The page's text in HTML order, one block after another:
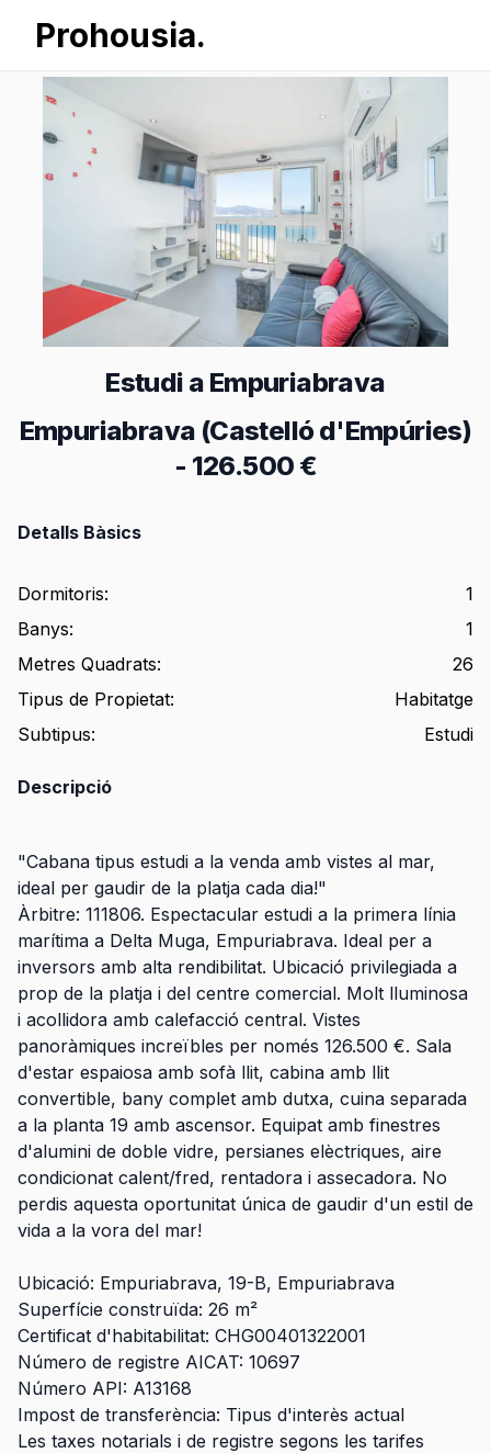
Prohousia.
Estudi a Empuriabrava
Empuriabrava (Castelló d'Empúries)
- 126.500 €
Detalls Bàsics
Dormitoris:
1
Banys:
1
Metres Quadrats:
26
Tipus de Propietat:
Habitatge
Subtipus: Estudi
Descripció
"Cabana tipus estudi a la venda amb vistes al mar,
ideal per gaudir de la platja cada dia!"
Àrbitre: 111806. Espectacular estudi a la primera línia
marítima a Delta Muga, Empuriabrava. Ideal per a
inversors amb alta rendibilitat. Ubicació privilegiada a
prop de la platja i del centre comercial. Molt lluminosa
i acollidora amb calefacció central. Vistes
panoràmiques increïbles per només 126.500 €. Sala
d'estar espaiosa amb sofà llit, cabina amb llit
convertible, bany complet amb dutxa, cuina separada
a la planta 19 amb ascensor. Equipat amb finestres
d'alumini de doble vidre, persianes elèctriques, aire
condicionat calent/fred, rentadora i assecadora. No
perdis aquesta oportunitat única de gaudir d'un estil de
vida a la vora del mar!
Ubicació: Empuriabrava, 19-B, Empuriabrava
Superfície construïda: 26 m²
Certificat d'habitabilitat: CHG00401322001
Número de registre AICAT: 10697
Número API: A13168
Impost de transferència: Tipus d'interès actual
Les taxes notarials i de registre segons les tarifes